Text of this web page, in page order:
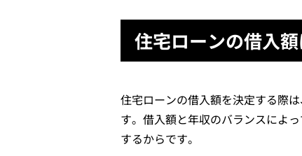
住宅ローンの借入
住宅ローンの借入額を決定する際
す。借入額と年収のバランスによ
するからです。